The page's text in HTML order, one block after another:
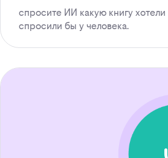
спросите ИИ какую книгу хотели
спросили бы у человека.